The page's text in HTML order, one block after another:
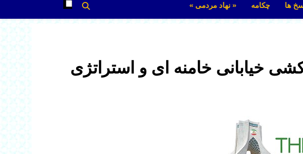
ها چکامه « نهاد مردمی »
خیابانی خامنه ای و استراتژی